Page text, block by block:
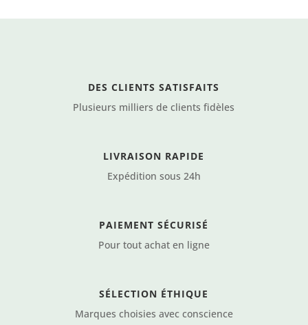
-
DES CLIENTS SATISFAITS
Plusieurs milliers de clients fidèles
LIVRAISON RAPIDE
Expédition sous 24h
PAIEMENT SÉCURISÉ
Pour tout achat en ligne
SÉLECTION ÉTHIQUE
Marques choisies avec conscience